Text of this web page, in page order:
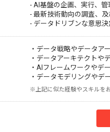
- AI基盤の企画、実行、管
- 最新技術動向の調査、
- データドリブンな意思
・データ戦略やデータア
・データアーキテクトや
・AIフレームワークやデ
・データモデリングやデ
※上記に似た経験やスキルを